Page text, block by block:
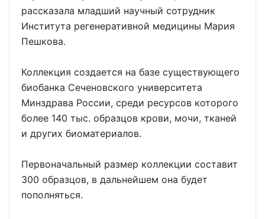
рассказала младший научный сотрудник
Института регенеративной медицины Мария
Пешкова.
Коллекция создается на базе существующего
биобанка Сеченовского университета
Минздрава России, среди ресурсов которого
более 140 тыс. образцов крови, мочи, тканей
и других биоматериалов.
Первоначальный размер коллекции составит
300 образцов, в дальнейшем она будет
пополняться.